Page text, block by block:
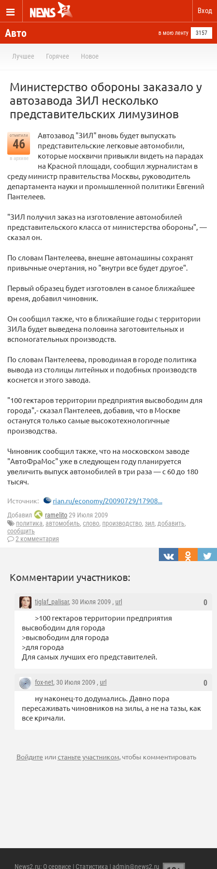
Вход
Авто в мою ленту 3157
Лучшее Горячее Новое
Министерство обороны заказало у
автозавода ЗИЛ несколько
представительских лимузинов
отметили
46
в архиве
Автозавод "ЗИЛ" вновь будет выпускать
представительские легковые автомобили,
которые москвичи привыкли видеть на парадах
на Красной площади, сообщил журналистам в
среду министр правительства Москвы, руководитель
департамента науки и промышленной политики Евгений
Пантелеев.
"ЗИЛ получил заказ на изготовление автомобилей
представительского класса от министерства обороны", —
сказал он.
По словам Пантелеева, внешне автомашины сохранят
привычные очертания, но "внутри все будет другое".
Первый образец будет изготовлен в самое ближайшее
время, добавил чиновник.
Он сообщил также, что в ближайшие годы с территории
ЗИЛа будет выведена половина заготовительных и
вспомогательных производств.
По словам Пантелеева, проводимая в городе политика
вывода из столицы литейных и подобных производств
коснется и этого завода.
"100 гектаров территории предприятия высвободим для
города",- сказал Пантелеев, добавив, что в Москве
останутся только самые высокотехнологичные
производства.
Чиновник сообщил также, что на московском заводе
"АвтоФраМос" уже в следующем году планируется
увеличить выпуск автомобилей в три раза — с 60 до 180
тысяч.
Источник: rian.ru/economy/20090729/17908...
Добавил ramelito29 Июля 2009
политика, автомобиль, слово, производство, зил, добавить,
сообщить
2 комментария
Комментарии участников:
0
tiglaf_palisar, 30 Июля 2009 , url
>100 гектаров территории предприятия
высвободим для города
>высвободим для города
>для города
Для самых лучших его представителей.
0
fox-net, 30 Июля 2009 , url
ну наконец-то додумались. Давно пора
пересаживать чиновников на зилы, а не на тазы, как
все кричали.
Войдите илистаньте участником, чтобы комментировать
News2.ru: О сервисе | Статистика | admin@news2.ru